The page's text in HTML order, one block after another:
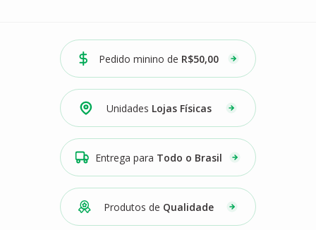
Pedido minino de R$50,00
Unidades Lojas Físicas
Entrega para Todo o Brasil
Produtos de Qualidade